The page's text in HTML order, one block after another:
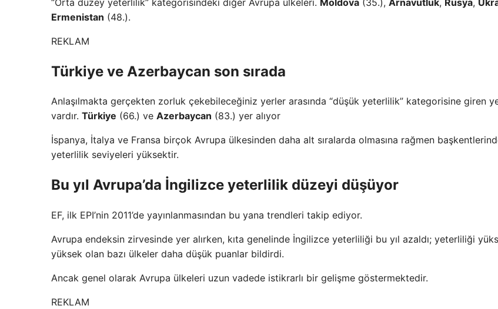
Ermenistan (48.).
REKLAM
Türkiye ve Azerbaycan son sırada
Anlaşılmakta gerçekten zorluk çekebileceğiniz yerler arasında “düşük yeterlilik” kategorisine giren
vardır. Türkiye (66.) ve Azerbaycan (83.) yer alıyor
İspanya, İtalya ve Fransa birçok Avrupa ülkesinden daha alt sıralarda olmasına rağmen
yeterlilik seviyeleri yüksektir.
Bu yıl Avrupa’da İngilizce yeterlilik düzeyi düşüyor
EF, ilk EPI’nin 2011’de yayınlanmasından bu yana trendleri takip ediyor.
Avrupa endeksin zirvesinde yer alırken, kıta genelinde İngilizce yeterliliği bu yıl azaldı; yeterliliği
yüksek olan bazı ülkeler daha düşük puanlar bildirdi.
Ancak genel olarak Avrupa ülkeleri uzun vadede istikrarlı bir gelişme göstermektedir.
REKLAM